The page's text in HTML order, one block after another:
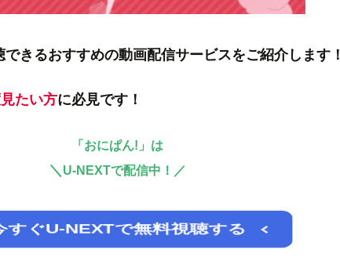
できるおすすめの動画配信サービスをご紹介します！
たい方に必見です！
「おにぱん!」は
＼ U-NEXTで配信中！／
今すぐU-NEXTで無料視聴する